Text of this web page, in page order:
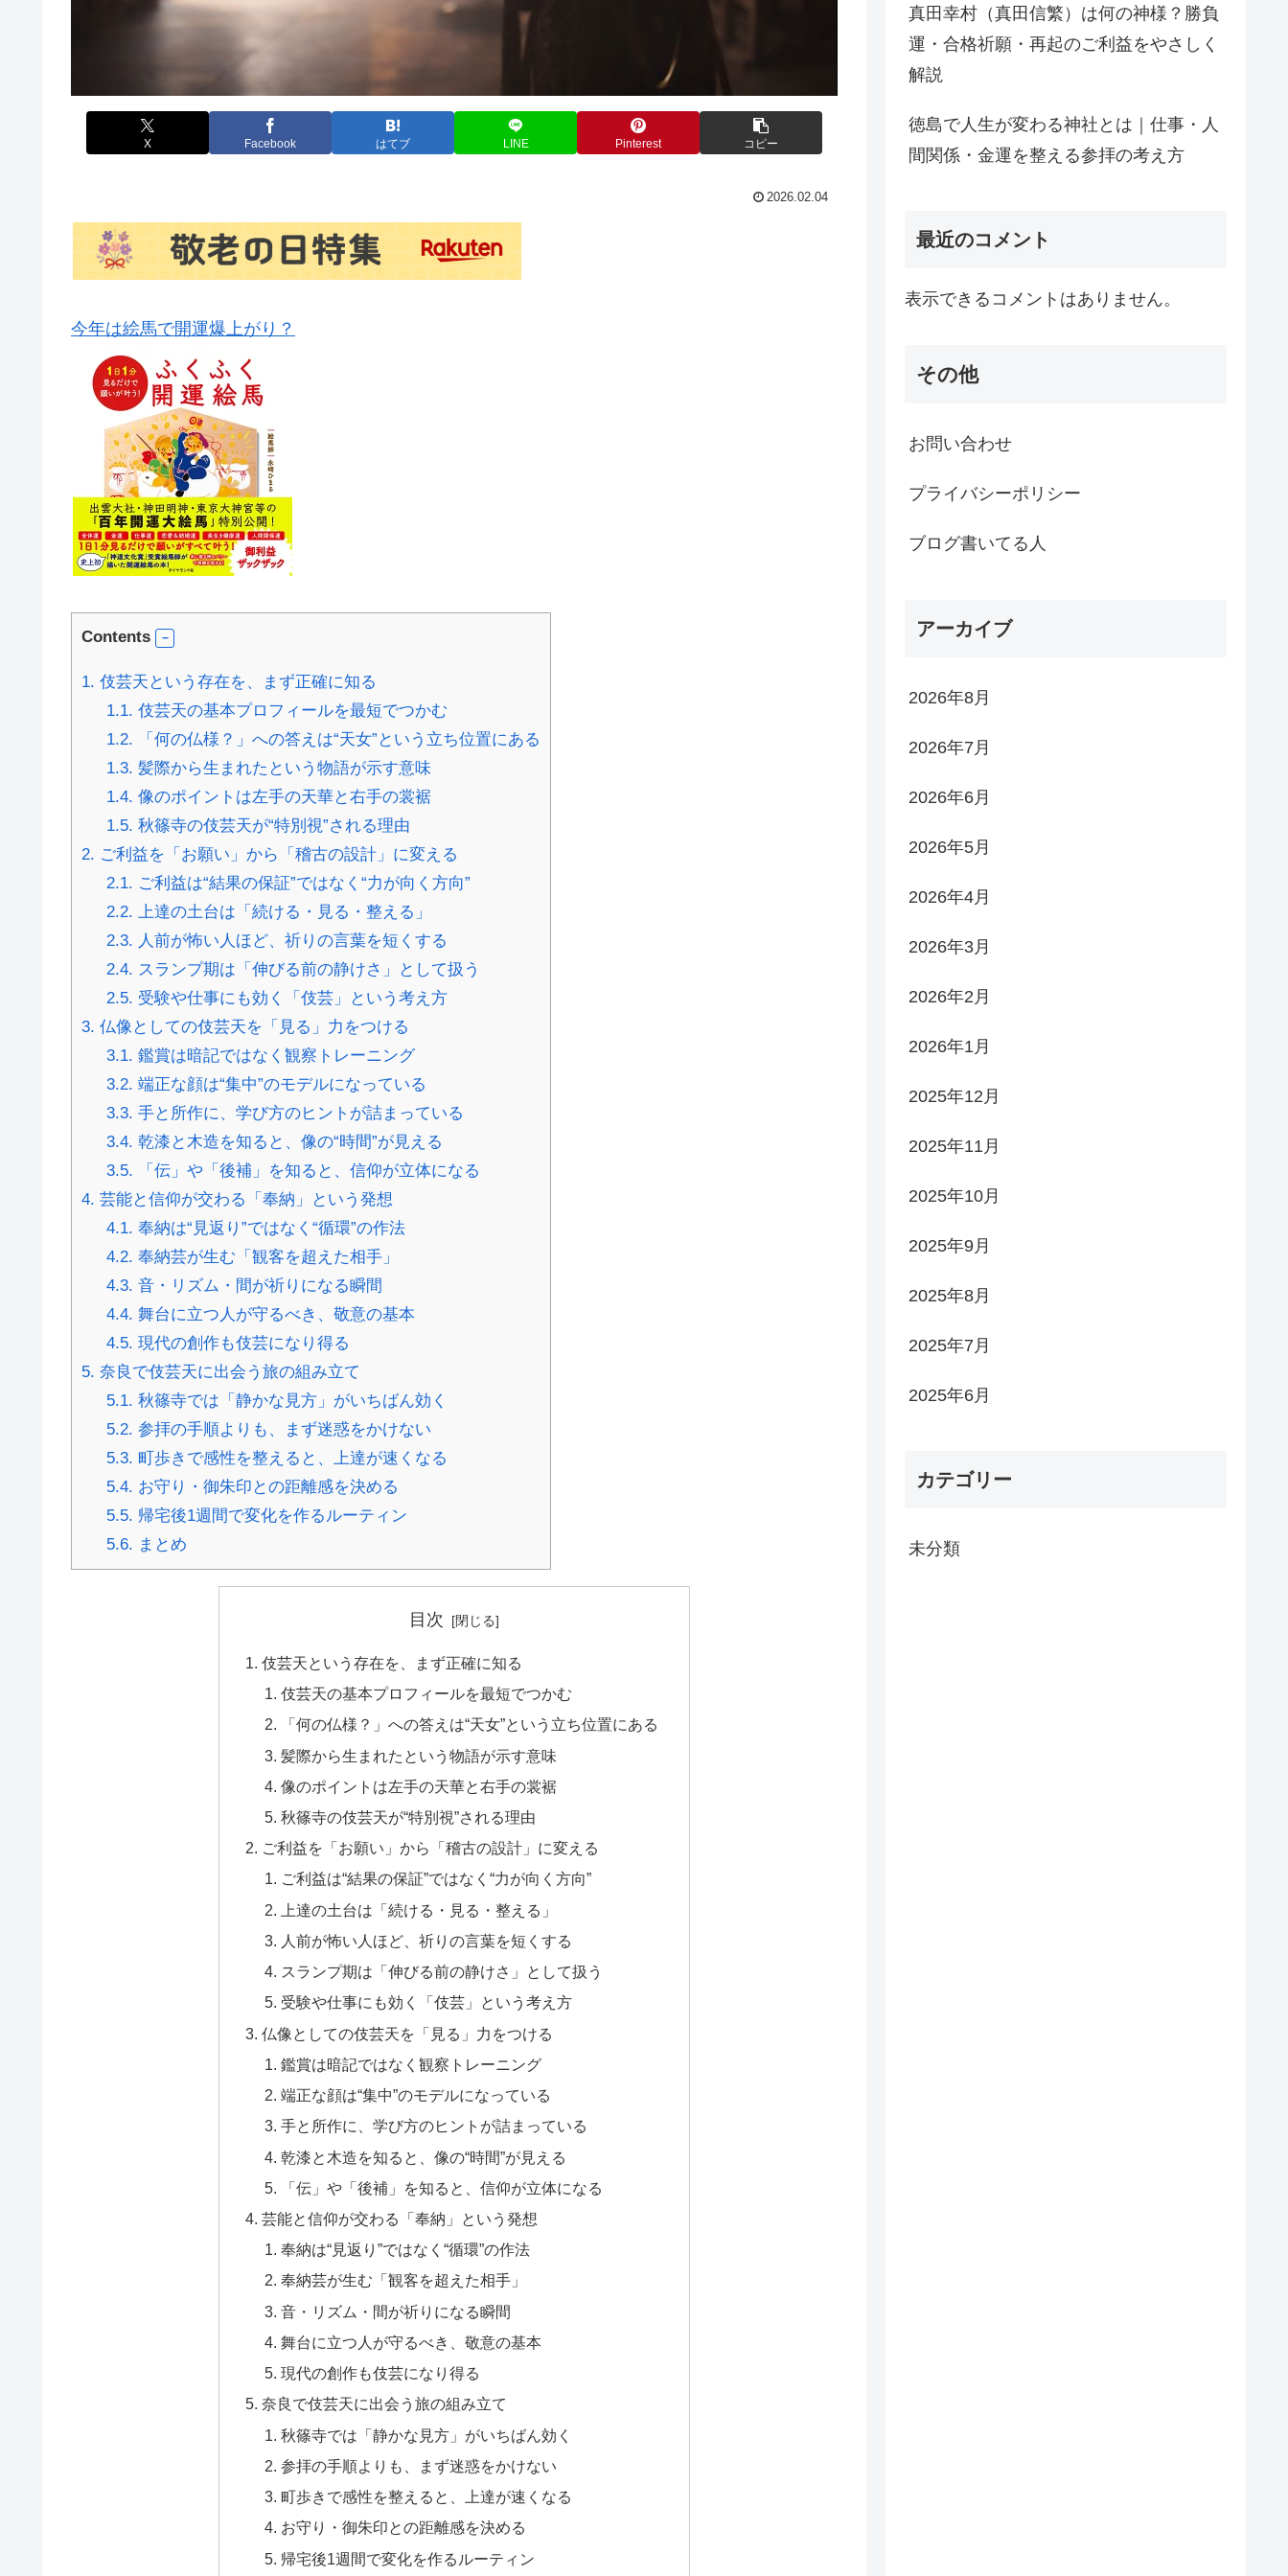
X Facebook はてブ LINE Pinterest コピー
2026.02.04
今年は絵馬で開運爆上がり？
Contents
1. 伎芸天という存在を、まず正確に知る
1.1. 伎芸天の基本プロフィールを最短でつかむ
1.2. 「何の仏様？」への答えは“天女”という立ち位置にある
1.3. 髪際から生まれたという物語が示す意味
1.4. 像のポイントは左手の天華と右手の裳裾
1.5. 秋篠寺の伎芸天が“特別視”される理由
2. ご利益を「お願い」から「稽古の設計」に変える
2.1. ご利益は“結果の保証”ではなく“力が向く方向”
2.2. 上達の土台は「続ける・見る・整える」
2.3. 人前が怖い人ほど、祈りの言葉を短くする
2.4. スランプ期は「伸びる前の静けさ」として扱う
2.5. 受験や仕事にも効く「伎芸」という考え方
3. 仏像としての伎芸天を「見る」力をつける
3.1. 鑑賞は暗記ではなく観察トレーニング
3.2. 端正な顔は“集中”のモデルになっている
3.3. 手と所作に、学び方のヒントが詰まっている
3.4. 乾漆と木造を知ると、像の“時間”が見える
3.5. 「伝」や「後補」を知ると、信仰が立体になる
4. 芸能と信仰が交わる「奉納」という発想
4.1. 奉納は“見返り”ではなく“循環”の作法
4.2. 奉納芸が生む「観客を超えた相手」
4.3. 音・リズム・間が祈りになる瞬間
4.4. 舞台に立つ人が守るべき、敬意の基本
4.5. 現代の創作も伎芸になり得る
5. 奈良で伎芸天に出会う旅の組み立て
5.1. 秋篠寺では「静かな見方」がいちばん効く
5.2. 参拝の手順よりも、まず迷惑をかけない
5.3. 町歩きで感性を整えると、上達が速くなる
5.4. お守り・御朱印との距離感を決める
5.5. 帰宅後1週間で変化を作るルーティン
5.6. まとめ
目次
伎芸天という存在を、まず正確に知る
伎芸天の基本プロフィールを最短でつかむ
「何の仏様？」への答えは“天女”という立ち位置にある
髪際から生まれたという物語が示す意味
像のポイントは左手の天華と右手の裳裾
秋篠寺の伎芸天が“特別視”される理由
ご利益を「お願い」から「稽古の設計」に変える
ご利益は“結果の保証”ではなく“力が向く方向”
上達の土台は「続ける・見る・整える」
人前が怖い人ほど、祈りの言葉を短くする
スランプ期は「伸びる前の静けさ」として扱う
受験や仕事にも効く「伎芸」という考え方
仏像としての伎芸天を「見る」力をつける
鑑賞は暗記ではなく観察トレーニング
端正な顔は“集中”のモデルになっている
手と所作に、学び方のヒントが詰まっている
乾漆と木造を知ると、像の“時間”が見える
「伝」や「後補」を知ると、信仰が立体になる
芸能と信仰が交わる「奉納」という発想
奉納は“見返り”ではなく“循環”の作法
奉納芸が生む「観客を超えた相手」
音・リズム・間が祈りになる瞬間
舞台に立つ人が守るべき、敬意の基本
現代の創作も伎芸になり得る
奈良で伎芸天に出会う旅の組み立て
秋篠寺では「静かな見方」がいちばん効く
参拝の手順よりも、まず迷惑をかけない
町歩きで感性を整えると、上達が速くなる
お守り・御朱印との距離感を決める
帰宅後1週間で変化を作るルーティン
真田幸村（真田信繁）は何の神様？勝負
運・合格祈願・再起のご利益をやさしく
解説
徳島で人生が変わる神社とは｜仕事・人
間関係・金運を整える参拝の考え方
最近のコメント
表示できるコメントはありません。
その他
お問い合わせ
プライバシーポリシー
ブログ書いてる人
アーカイブ
2026年8月
2026年7月
2026年6月
2026年5月
2026年4月
2026年3月
2026年2月
2026年1月
2025年12月
2025年11月
2025年10月
2025年9月
2025年8月
2025年7月
2025年6月
カテゴリー
未分類